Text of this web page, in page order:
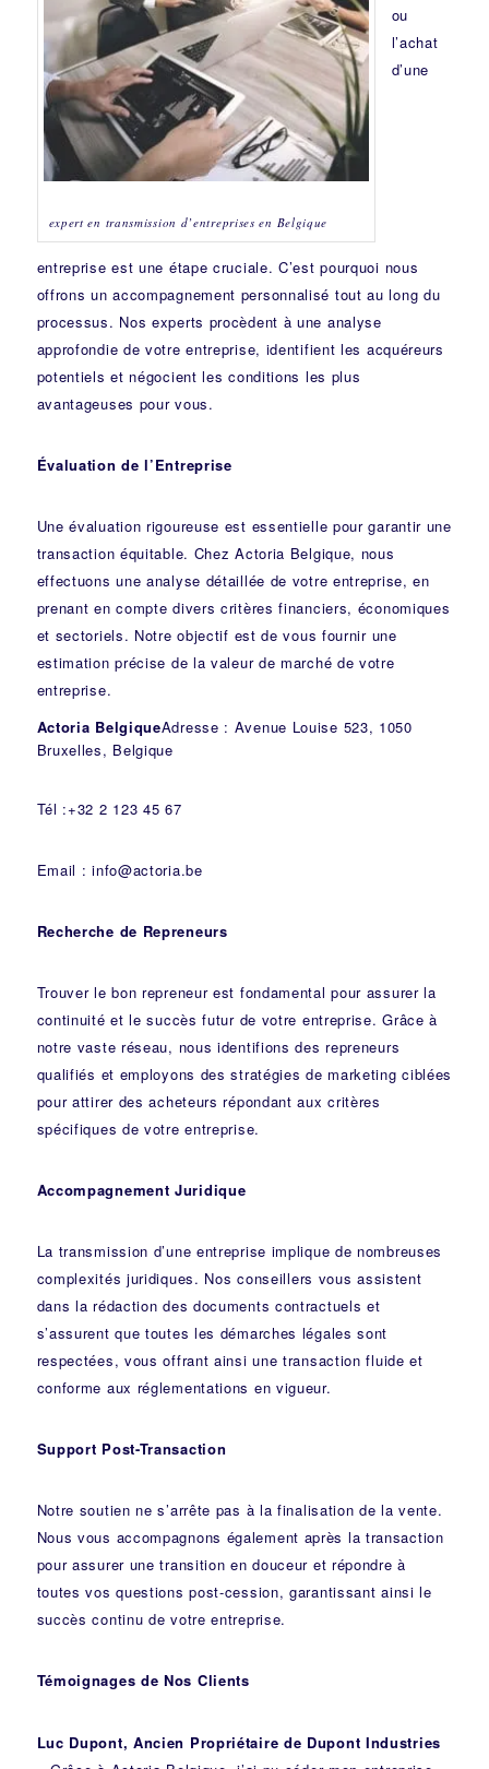
expert en transmission d’entreprises en Belgique
ou
l’achat
d’une
entreprise est une étape cruciale. C’est pourquoi nous
offrons un accompagnement personnalisé tout au long du
processus. Nos experts procèdent à une analyse
approfondie de votre entreprise, identifient les acquéreurs
potentiels et négocient les conditions les plus
avantageuses pour vous.
Évaluation de l’Entreprise
Une évaluation rigoureuse est essentielle pour garantir une
transaction équitable. Chez Actoria Belgique, nous
effectuons une analyse détaillée de votre entreprise, en
prenant en compte divers critères financiers, économiques
et sectoriels. Notre objectif est de vous fournir une
estimation précise de la valeur de marché de votre
entreprise.
Actoria BelgiqueAdresse : Avenue Louise 523, 1050
Bruxelles, Belgique
Tél :+32 2 123 45 67
Email : info@actoria.be
Recherche de Repreneurs
Trouver le bon repreneur est fondamental pour assurer la
continuité et le succès futur de votre entreprise. Grâce à
notre vaste réseau, nous identifions des repreneurs
qualifiés et employons des stratégies de marketing ciblées
pour attirer des acheteurs répondant aux critères
spécifiques de votre entreprise.
Accompagnement Juridique
La transmission d’une entreprise implique de nombreuses
complexités juridiques. Nosconseillers vous assistent
dans la rédaction des documents contractuels et
s’assurent que toutes les démarches légales sont
respectées, vous offrant ainsi une transaction fluide et
conforme aux réglementations en vigueur.
Support Post-Transaction
Notre soutien ne s’arrête pas à la finalisation de la vente.
Nous vous accompagnons également après la transaction
pour assurer une transition en douceur et répondre à
toutes vos questions post-cession, garantissant ainsi le
succès continu de votre entreprise.
Témoignages de Nos Clients
Luc Dupont, Ancien Propriétaire de Dupont Industries